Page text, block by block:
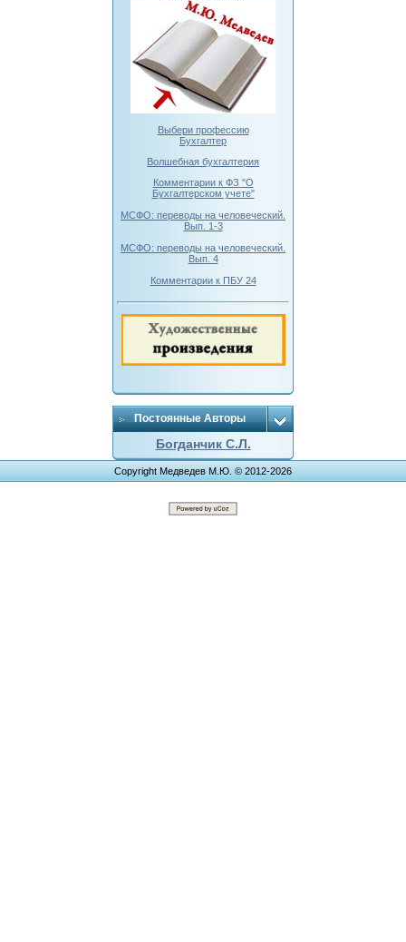
Выбери профессию
Бухгалтер
Волшебная бухгалтерия
Комментарии к ФЗ "О
Бухгалтерском учете"
МСФО: переводы на человеческий.
Вып. 1-3
МСФО: переводы на человеческий.
Вып. 4
Комментарии к ПБУ 24
Постоянные Авторы
Богданчик С.Л.
Copyright Медведев М.Ю. © 2012-2026